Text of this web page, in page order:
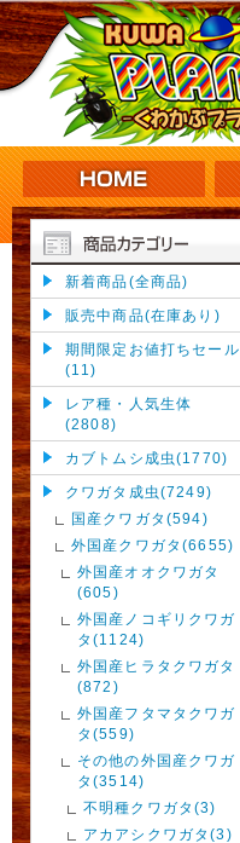
新着商品(全商品)
販売中商品(在庫あり)
期間限定お値打ちセール
(11)
レア種・人気生体
(2808)
カブトムシ成虫(1770)
クワガタ成虫(7249)
国産クワガタ(594)
外国産クワガタ(6655)
外国産オオクワガタ
(605)
外国産ノコギリクワガ
タ(1124)
外国産ヒラタクワガタ
(872)
外国産フタマタクワガ
タ(559)
その他の外国産クワガ
タ(3514)
不明種クワガタ(3)
アカアシクワガタ(3)